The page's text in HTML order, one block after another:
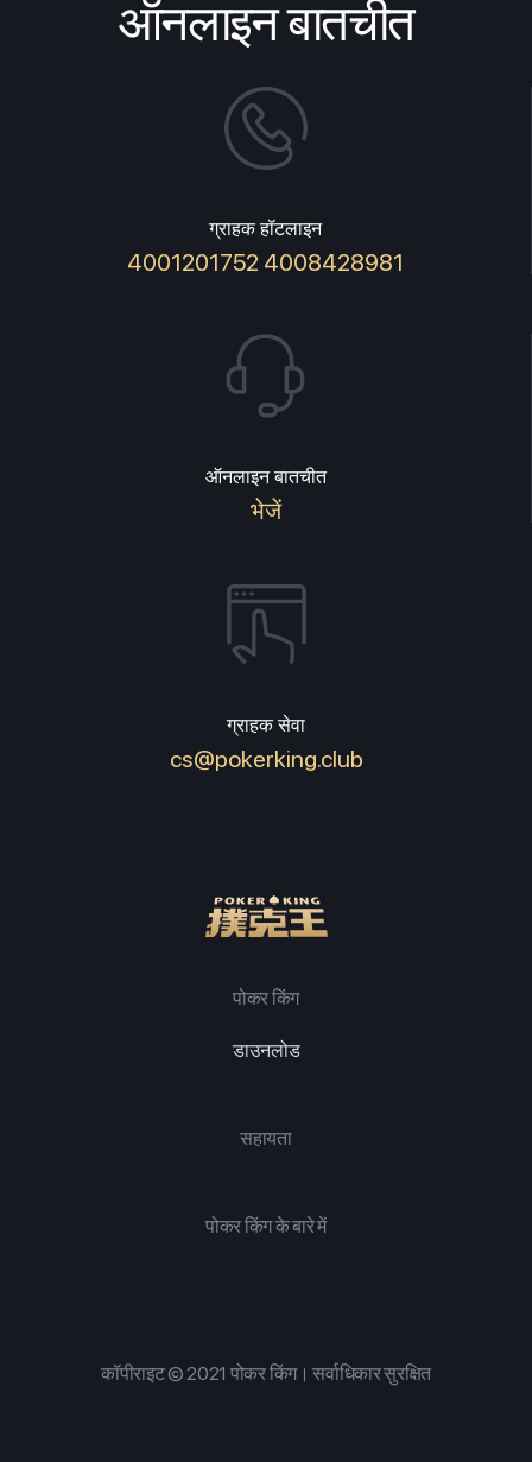
ऑनलाइन बातचीत
ग्राहक हॉटलाइन
4001201752 4008428981
ऑनलाइन बातचीत
भेजें
ग्राहक सेवा
cs@pokerking.club
पोकर किंग
डाउनलोड
सहायता
पोकर किंग के बारे में
कॉपीराइट © 2021 पोकर किंग। सर्वाधिकार सुरक्षित